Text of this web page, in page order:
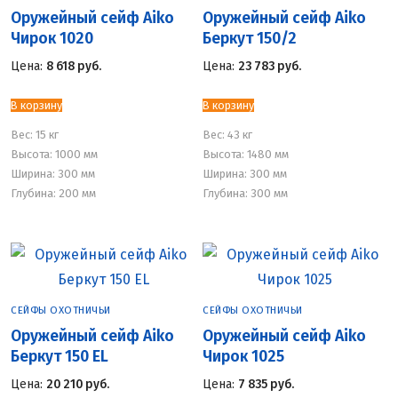
Оружейный сейф Aiko
Чирок 1020
Цена: 8 618 руб.
В корзину
Вес: 15 кг
Высота: 1000 мм
Ширина: 300 мм
Глубина: 200 мм
Оружейный сейф Aiko
Беркут 150/2
Цена: 23 783 руб.
В корзину
Вес: 43 кг
Высота: 1480 мм
Ширина: 300 мм
Глубина: 300 мм
СЕЙФЫ ОХОТНИЧЬИ
Оружейный сейф Aiko
Беркут 150 EL
Цена: 20 210 руб.
СЕЙФЫ ОХОТНИЧЬИ
Оружейный сейф Aiko
Чирок 1025
Цена: 7 835 руб.